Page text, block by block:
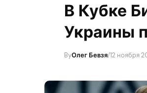
В Кубке
Украины
ByОлег Бевзя/12 ноября